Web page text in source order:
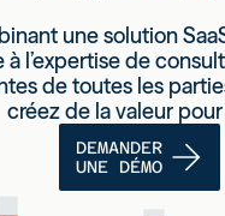
une solution
à l’expertise de
de toutes les
créez de la valeur
DEMANDER
UNE DÉMO